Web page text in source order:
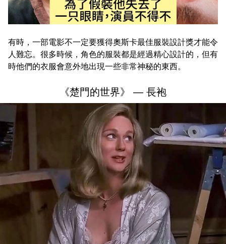
有時，一部電影不一定要獲得奧斯卡最佳服裝設計獎才能令
人難忘。很多時候，角色的服裝都是經過精心設計的，但有
時他們的衣服會意外地出現一些非常神秘的東西。
《楚門的世界》 — 長袍